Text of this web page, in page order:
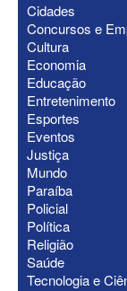
ELEIÇÕES
em
base de
Cidades
Concursos e
Cultura
Economia
Educação
Entretenimento
Esportes
Eventos
Justiça
Mundo
Paraíba
Policial
Política
Religião
Saúde
Tecnologia e